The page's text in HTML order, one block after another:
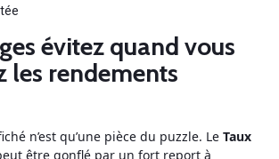
évitez quand vous
les rendements
n’est qu’une pièce du puzzle. Le Taux
être gonflé par un fort report à